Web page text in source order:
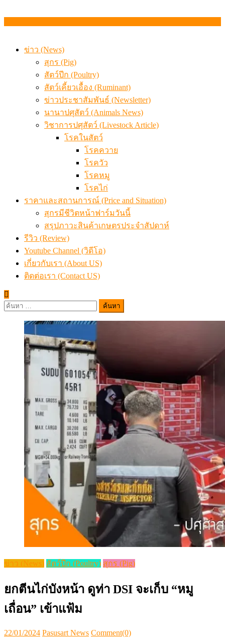
ข่าว (News)
สุกร (Pig)
สัตว์ปีก (Poultry)
สัตว์เคี้ยวเอื้อง (Ruminant)
ข่าวประชาสัมพันธ์ (Newsletter)
นานาปศุสัตว์ (Animals News)
วิชาการปศุสัตว์ (Livestock Article)
โรคในสัตว์
โรคควาย
โรควัว
โรคหมู
โรคไก่
ราคาและสถานการณ์ (Price and Situation)
สุกรมีชีวิตหน้าฟาร์มวันนี้
สรุปภาวะสินค้าเกษตรประจำสัปดาห์
รีวิว (Review)
Youtube Channel (วิดีโอ)
เกี่ยวกับเรา (About US)
ติดต่อเรา (Contact US)
ค้นหา
ข่าว (News) สัตว์ปีก (Poultry) สุกร (Pig)
ยกตีนไก่บังหน้า ดูท่า DSI จะเก็บ “หมู
เถื่อน” เข้าแฟ้ม
Posted
22/01/2024 Author
Pasusart News Comment(0)